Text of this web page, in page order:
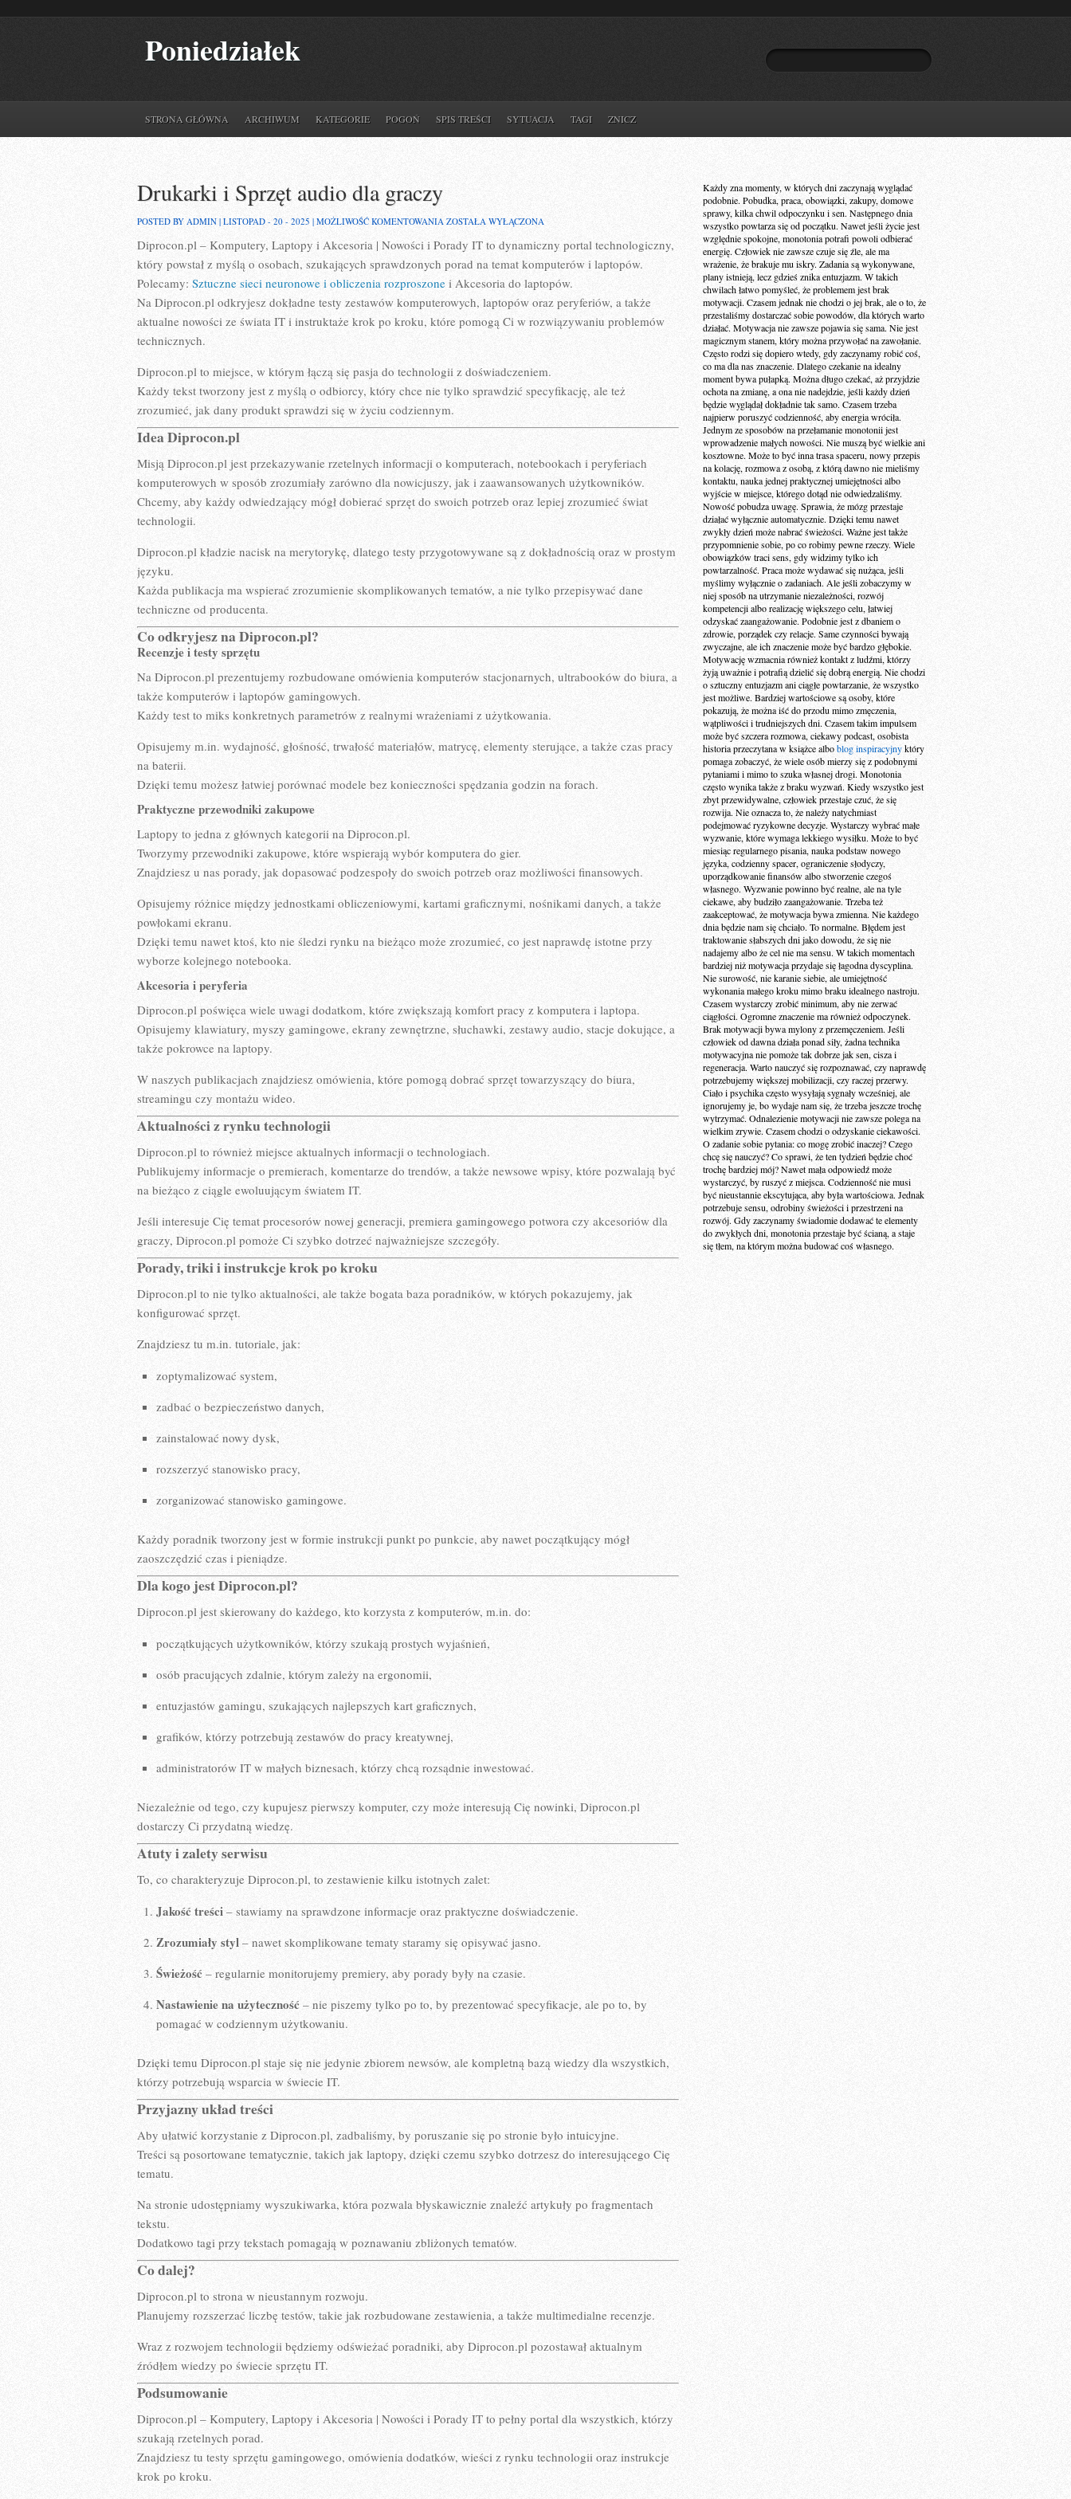
Poniedziałek
STRONA GŁÓWNA ARCHIWUM KATEGORIE POGOŃ SPIS TREŚCI SYTUACJA TAGI ZNICZ
Drukarki i Sprzęt audio dla graczy
POSTED BY ADMIN | LISTOPAD - 20 - 2025 | MOŻLIWOŚĆ KOMENTOWANIA DRUKARKI
SPRZĘT
AUDIO
DLA
GRACZY
ZOSTAŁA WYŁĄCZONA
Diprocon.pl – Komputery, Laptopy i Akcesoria | Nowości i Porady IT to dynamiczny portal technologiczny,
który powstał z myślą o osobach, szukających sprawdzonych porad na temat komputerów i laptopów.
Polecamy: Sztuczne sieci neuronowe i obliczenia rozproszone i Akcesoria do laptopów.
Na Diprocon.pl odkryjesz dokładne testy zestawów komputerowych, laptopów oraz peryferiów, a także
aktualne nowości ze świata IT i instruktaże krok po kroku, które pomogą Ci w rozwiązywaniu problemów
technicznych.
Diprocon.pl to miejsce, w którym łączą się pasja do technologii z doświadczeniem.
Każdy tekst tworzony jest z myślą o odbiorcy, który chce nie tylko sprawdzić specyfikację, ale też
zrozumieć, jak dany produkt sprawdzi się w życiu codziennym.
Idea Diprocon.pl
Misją Diprocon.pl jest przekazywanie rzetelnych informacji o komputerach, notebookach i peryferiach
komputerowych w sposób zrozumiały zarówno dla nowicjuszy, jak i zaawansowanych użytkowników.
Chcemy, aby każdy odwiedzający mógł dobierać sprzęt do swoich potrzeb oraz lepiej zrozumieć świat
technologii.
Diprocon.pl kładzie nacisk na merytorykę, dlatego testy przygotowywane są z dokładnością oraz w prostym
języku.
Każda publikacja ma wspierać zrozumienie skomplikowanych tematów, a nie tylko przepisywać dane
techniczne od producenta.
Co odkryjesz na Diprocon.pl?
Recenzje i testy sprzętu
Na Diprocon.pl prezentujemy rozbudowane omówienia komputerów stacjonarnych, ultrabooków do biura, a
także komputerów i laptopów gamingowych.
Każdy test to miks konkretnych parametrów z realnymi wrażeniami z użytkowania.
Opisujemy m.in. wydajność, głośność, trwałość materiałów, matrycę, elementy sterujące, a także czas pracy
na baterii.
Dzięki temu możesz łatwiej porównać modele bez konieczności spędzania godzin na forach.
Praktyczne przewodniki zakupowe
Laptopy to jedna z głównych kategorii na Diprocon.pl.
Tworzymy przewodniki zakupowe, które wspierają wybór komputera do gier.
Znajdziesz u nas porady, jak dopasować podzespoły do swoich potrzeb oraz możliwości finansowych.
Opisujemy różnice między jednostkami obliczeniowymi, kartami graficznymi, nośnikami danych, a także
powłokami ekranu.
Dzięki temu nawet ktoś, kto nie śledzi rynku na bieżąco może zrozumieć, co jest naprawdę istotne przy
wyborze kolejnego notebooka.
Akcesoria i peryferia
Diprocon.pl poświęca wiele uwagi dodatkom, które zwiększają komfort pracy z komputera i laptopa.
Opisujemy klawiatury, myszy gamingowe, ekrany zewnętrzne, słuchawki, zestawy audio, stacje dokujące, a
także pokrowce na laptopy.
W naszych publikacjach znajdziesz omówienia, które pomogą dobrać sprzęt towarzyszący do biura,
streamingu czy montażu wideo.
Aktualności z rynku technologii
Diprocon.pl to również miejsce aktualnych informacji o technologiach.
Publikujemy informacje o premierach, komentarze do trendów, a także newsowe wpisy, które pozwalają być
na bieżąco z ciągle ewoluującym światem IT.
Jeśli interesuje Cię temat procesorów nowej generacji, premiera gamingowego potwora czy akcesoriów dla
graczy, Diprocon.pl pomoże Ci szybko dotrzeć najważniejsze szczegóły.
Porady, triki i instrukcje krok po kroku
Diprocon.pl to nie tylko aktualności, ale także bogata baza poradników, w których pokazujemy, jak
konfigurować sprzęt.
Znajdziesz tu m.in. tutoriale, jak:
zoptymalizować system,
zadbać o bezpieczeństwo danych,
zainstalować nowy dysk,
rozszerzyć stanowisko pracy,
zorganizować stanowisko gamingowe.
Każdy poradnik tworzony jest w formie instrukcji punkt po punkcie, aby nawet początkujący mógł
zaoszczędzić czas i pieniądze.
Dla kogo jest Diprocon.pl?
Diprocon.pl jest skierowany do każdego, kto korzysta z komputerów, m.in. do:
początkujących użytkowników, którzy szukają prostych wyjaśnień,
osób pracujących zdalnie, którym zależy na ergonomii,
entuzjastów gamingu, szukających najlepszych kart graficznych,
grafików, którzy potrzebują zestawów do pracy kreatywnej,
administratorów IT w małych biznesach, którzy chcą rozsądnie inwestować.
Niezależnie od tego, czy kupujesz pierwszy komputer, czy może interesują Cię nowinki, Diprocon.pl
dostarczy Ci przydatną wiedzę.
Atuty i zalety serwisu
To, co charakteryzuje Diprocon.pl, to zestawienie kilku istotnych zalet:
Jakość treści – stawiamy na sprawdzone informacje oraz praktyczne doświadczenie.
Zrozumiały styl – nawet skomplikowane tematy staramy się opisywać jasno.
Świeżość – regularnie monitorujemy premiery, aby porady były na czasie.
Nastawienie na użyteczność – nie piszemy tylko po to, by prezentować specyfikacje, ale po to, by
pomagać w codziennym użytkowaniu.
Dzięki temu Diprocon.pl staje się nie jedynie zbiorem newsów, ale kompletną bazą wiedzy dla wszystkich,
którzy potrzebują wsparcia w świecie IT.
Przyjazny układ treści
Aby ułatwić korzystanie z Diprocon.pl, zadbaliśmy, by poruszanie się po stronie było intuicyjne.
Treści są posortowane tematycznie, takich jak laptopy, dzięki czemu szybko dotrzesz do interesującego Cię
tematu.
Na stronie udostępniamy wyszukiwarka, która pozwala błyskawicznie znaleźć artykuły po fragmentach
tekstu.
Dodatkowo tagi przy tekstach pomagają w poznawaniu zbliżonych tematów.
Co dalej?
Diprocon.pl to strona w nieustannym rozwoju.
Planujemy rozszerzać liczbę testów, takie jak rozbudowane zestawienia, a także multimedialne recenzje.
Wraz z rozwojem technologii będziemy odświeżać poradniki, aby Diprocon.pl pozostawał aktualnym
źródłem wiedzy po świecie sprzętu IT.
Podsumowanie
Diprocon.pl – Komputery, Laptopy i Akcesoria | Nowości i Porady IT to pełny portal dla wszystkich, którzy
szukają rzetelnych porad.
Znajdziesz tu testy sprzętu gamingowego, omówienia dodatków, wieści z rynku technologii oraz instrukcje
krok po kroku.
Każdy zna momenty, w których dni zaczynają wyglądać
podobnie. Pobudka, praca, obowiązki, zakupy, domowe
sprawy, kilka chwil odpoczynku i sen. Następnego dnia
wszystko powtarza się od początku. Nawet jeśli życie jest
względnie spokojne, monotonia potrafi powoli odbierać
energię. Człowiek nie zawsze czuje się źle, ale ma
wrażenie, że brakuje mu iskry. Zadania są wykonywane,
plany istnieją, lecz gdzieś znika entuzjazm. W takich
chwilach łatwo pomyśleć, że problemem jest brak
motywacji. Czasem jednak nie chodzi o jej brak, ale o to, że
przestaliśmy dostarczać sobie powodów, dla których warto
działać. Motywacja nie zawsze pojawia się sama. Nie jest
magicznym stanem, który można przywołać na zawołanie.
Często rodzi się dopiero wtedy, gdy zaczynamy robić coś,
co ma dla nas znaczenie. Dlatego czekanie na idealny
moment bywa pułapką. Można długo czekać, aż przyjdzie
ochota na zmianę, a ona nie nadejdzie, jeśli każdy dzień
będzie wyglądał dokładnie tak samo. Czasem trzeba
najpierw poruszyć codzienność, aby energia wróciła.
Jednym ze sposobów na przełamanie monotonii jest
wprowadzenie małych nowości. Nie muszą być wielkie ani
kosztowne. Może to być inna trasa spaceru, nowy przepis
na kolację, rozmowa z osobą, z którą dawno nie mieliśmy
kontaktu, nauka jednej praktycznej umiejętności albo
wyjście w miejsce, którego dotąd nie odwiedzaliśmy.
Nowość pobudza uwagę. Sprawia, że mózg przestaje
działać wyłącznie automatycznie. Dzięki temu nawet
zwykły dzień może nabrać świeżości. Ważne jest także
przypomnienie sobie, po co robimy pewne rzeczy. Wiele
obowiązków traci sens, gdy widzimy tylko ich
powtarzalność. Praca może wydawać się nużąca, jeśli
myślimy wyłącznie o zadaniach. Ale jeśli zobaczymy w
niej sposób na utrzymanie niezależności, rozwój
kompetencji albo realizację większego celu, łatwiej
odzyskać zaangażowanie. Podobnie jest z dbaniem o
zdrowie, porządek czy relacje. Same czynności bywają
zwyczajne, ale ich znaczenie może być bardzo głębokie.
Motywację wzmacnia również kontakt z ludźmi, którzy
żyją uważnie i potrafią dzielić się dobrą energią. Nie chodzi
o sztuczny entuzjazm ani ciągłe powtarzanie, że wszystko
jest możliwe. Bardziej wartościowe są osoby, które
pokazują, że można iść do przodu mimo zmęczenia,
wątpliwości i trudniejszych dni. Czasem takim impulsem
może być szczera rozmowa, ciekawy podcast, osobista
historia przeczytana w książce alboblog inspiracyjnyktóry
pomaga zobaczyć, że wiele osób mierzy się z podobnymi
pytaniami i mimo to szuka własnej drogi. Monotonia
często wynika także z braku wyzwań. Kiedy wszystko jest
zbyt przewidywalne, człowiek przestaje czuć, że się
rozwija. Nie oznacza to, że należy natychmiast
podejmować ryzykowne decyzje. Wystarczy wybrać małe
wyzwanie, które wymaga lekkiego wysiłku. Może to być
miesiąc regularnego pisania, nauka podstaw nowego
języka, codzienny spacer, ograniczenie słodyczy,
uporządkowanie finansów albo stworzenie czegoś
własnego. Wyzwanie powinno być realne, ale na tyle
ciekawe, aby budziło zaangażowanie. Trzeba też
zaakceptować, że motywacja bywa zmienna. Nie każdego
dnia będzie nam się chciało. To normalne. Błędem jest
traktowanie słabszych dni jako dowodu, że się nie
nadajemy albo że cel nie ma sensu. W takich momentach
bardziej niż motywacja przydaje się łagodna dyscyplina.
Nie surowość, nie karanie siebie, ale umiejętność
wykonania małego kroku mimo braku idealnego nastroju.
Czasem wystarczy zrobić minimum, aby nie zerwać
ciągłości. Ogromne znaczenie ma również odpoczynek.
Brak motywacji bywa mylony z przemęczeniem. Jeśli
człowiek od dawna działa ponad siły, żadna technika
motywacyjna nie pomoże tak dobrze jak sen, cisza i
regeneracja. Warto nauczyć się rozpoznawać, czy naprawdę
potrzebujemy większej mobilizacji, czy raczej przerwy.
Ciało i psychika często wysyłają sygnały wcześniej, ale
ignorujemy je, bo wydaje nam się, że trzeba jeszcze trochę
wytrzymać. Odnalezienie motywacji nie zawsze polega na
wielkim zrywie. Czasem chodzi o odzyskanie ciekawości.
O zadanie sobie pytania: co mogę zrobić inaczej? Czego
chcę się nauczyć? Co sprawi, że ten tydzień będzie choć
trochę bardziej mój? Nawet mała odpowiedź może
wystarczyć, by ruszyć z miejsca. Codzienność nie musi
być nieustannie ekscytująca, aby była wartościowa. Jednak
potrzebuje sensu, odrobiny świeżości i przestrzeni na
rozwój. Gdy zaczynamy świadomie dodawać te elementy
do zwykłych dni, monotonia przestaje być ścianą, a staje
się tłem, na którym można budować coś własnego.